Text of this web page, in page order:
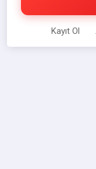
Kayıt Ol